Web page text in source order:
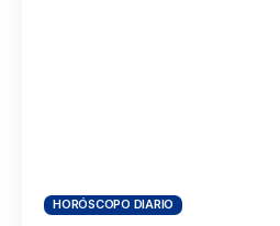
HORÓSCOPO DIARIO